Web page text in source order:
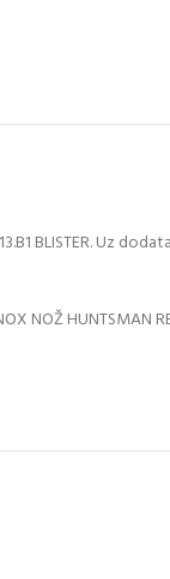
BLISTER. Uz
HUNTSMAN